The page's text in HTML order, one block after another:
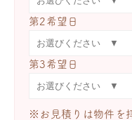
第2希望日
第3希望日
※お見積りは物件を